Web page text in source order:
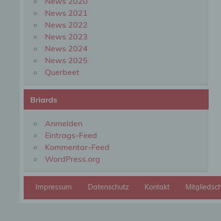
News 2021
News 2022
News 2023
News 2024
News 2025
Querbeet
Briards
Anmelden
Eintrags-Feed
Kommentar-Feed
WordPress.org
Impressum Datenschutz Kontakt
h)